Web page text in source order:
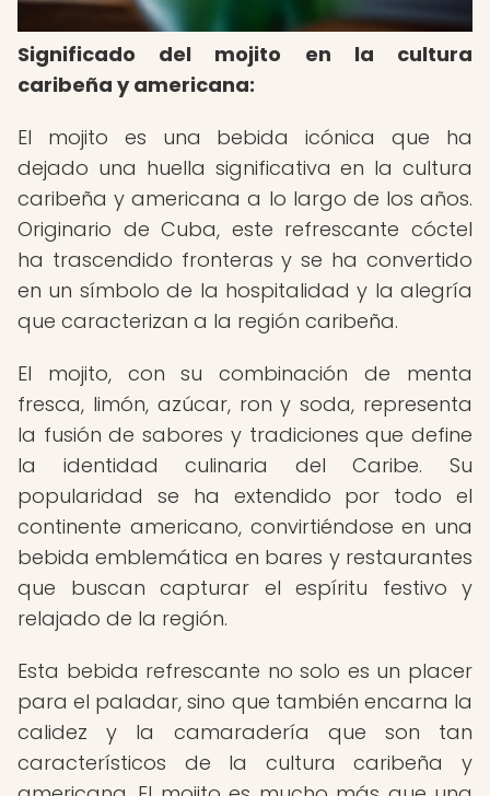
Significado del mojito en la cultura
caribeña y americana:
El mojito es una bebida icónica que ha
dejado una huella significativa en la cultura
caribeña y americana a lo largo de los años.
Originario de Cuba, este refrescante cóctel
ha trascendido fronteras y se ha convertido
en un símbolo de la hospitalidad y la alegría
que caracterizan a la región caribeña.
El mojito, con su combinación de menta
fresca, limón, azúcar, ron y soda, representa
la fusión de sabores y tradiciones que define
la identidad culinaria del Caribe. Su
popularidad se ha extendido por todo el
continente americano, convirtiéndose en una
bebida emblemática en bares y restaurantes
que buscan capturar el espíritu festivo y
relajado de la región.
Esta bebida refrescante no solo es un placer
para el paladar, sino que también encarna la
calidez y la camaradería que son tan
característicos de la cultura caribeña y